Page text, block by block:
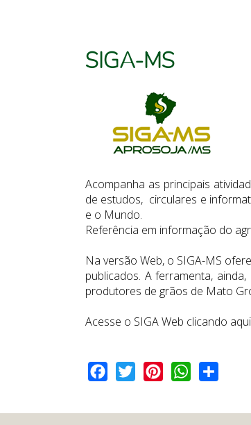
SIGA-MS
Acompanha as principais
de estudos, circulares e
e o Mundo.
Referência em informação do
Na versão Web, o SIGA-MS
publicados. A ferramenta,
produtores de grãos de Mato
Acesse o SIGA Web clicando
Facebook
Twitter PinterestWhatsApp